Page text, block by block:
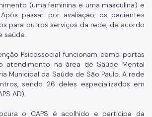
(uma feminina e uma masculina) e
passar por avaliação, os pacientes
para outros serviços da rede, de acordo
saúde.
Psicossocial funcionam como portas
atendimento na área de Saúde Mental
Municipal da Saúde de São Paulo. A rede
sendo 26 deles especializados em
AD).
o CAPS é acolhido e participa da